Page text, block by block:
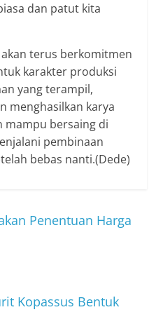
dan patut kita
akan terus berkomitmen
karakter produksi
yang terampil,
menghasilkan karya
mampu bersaing di
pembinaan
bebas nanti.(Dede)
Penentuan Harga
Kopassus Bentuk